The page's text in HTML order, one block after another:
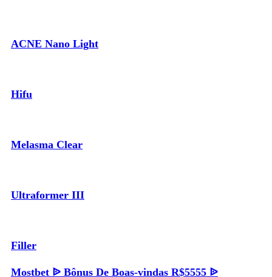
ACNE Nano Light
Hifu
Melasma Clear
Ultraformer III
Filler
Mostbet ᐉ Bônus De Boas-vindas R$5555 ᐉ